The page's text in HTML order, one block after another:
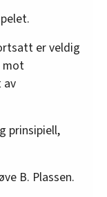
er veldig
mot
av
prinsipiell,
B. Plassen.